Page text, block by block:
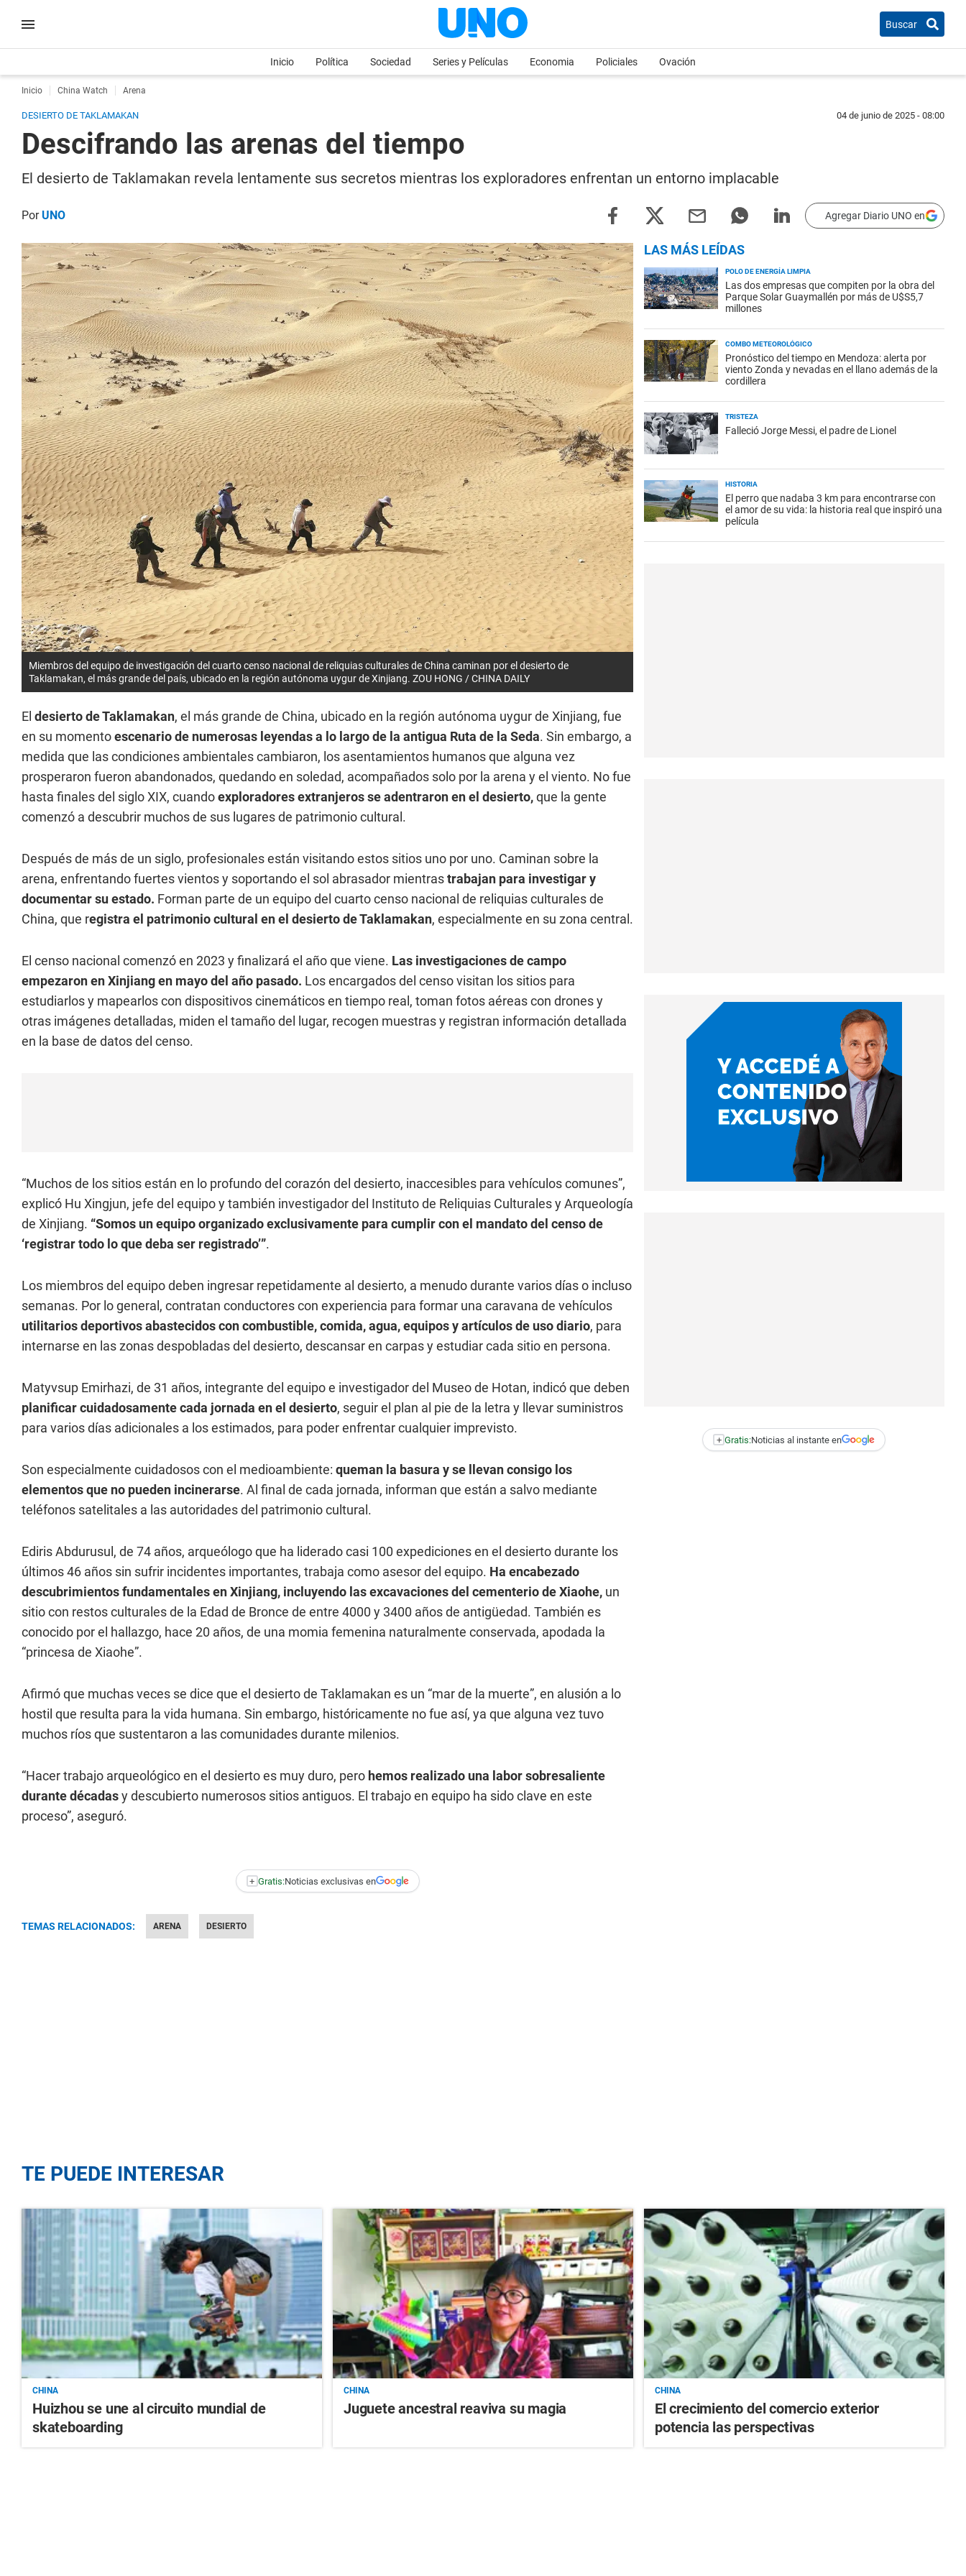
Buscar
Inicio Política Sociedad Series y Películas Economia Policiales Ovación
Inicio China Watch Arena
DESIERTO DE TAKLAMAKAN 04 de junio de 2025 - 08:00
Descifrando las arenas del tiempo
El desierto de Taklamakan revela lentamente sus secretos mientras los exploradores enfrentan un entorno implacable
PorUNO Agregar Diario UNO en
Miembros del equipo de investigación del cuarto censo nacional de reliquias culturales de China caminan por el desierto de
Taklamakan, el más grande del país, ubicado en la región autónoma uygur de Xinjiang. ZOU HONG / CHINA DAILY
El desierto de Taklamakan, el más grande de China, ubicado en la región autónoma uygur de Xinjiang, fue
en su momentoescenario de numerosas leyendas a lo largo de la antigua Ruta de la Seda. Sin embargo, a
medida que las condiciones ambientales cambiaron, los asentamientos humanos que alguna vez
prosperaron fueron abandonados, quedando en soledad, acompañados solo por la arena y el viento. No fue
hasta finales del siglo XIX, cuandoexploradores extranjeros se adentraron en el desierto,que la gente
comenzó a descubrir muchos de sus lugares de patrimonio cultural.
Después de más de un siglo, profesionales están visitando estos sitios uno por uno. Caminan sobre la
arena, enfrentando fuertes vientos y soportando el sol abrasador mientrastrabajan para investigar y
documentar su estado. Forman parte de un equipo del cuarto censo nacional de reliquias culturales de
China, que registra el patrimonio cultural en el desierto de Taklamakan, especialmente en su zona central.
El censo nacional comenzó en 2023 y finalizará el año que viene. Las investigaciones de campo
empezaron en Xinjiang en mayo del año pasado. Los encargados del censo visitan los sitios para
estudiarlos y mapearlos con dispositivos cinemáticos en tiempo real, toman fotos aéreas con drones y
otras imágenes detalladas, miden el tamaño del lugar, recogen muestras y registran información detallada
en la base de datos del censo.
“Muchos de los sitios están en lo profundo del corazón del desierto, inaccesibles para vehículos comunes”,
explicó Hu Xingjun, jefe del equipo y también investigador del Instituto de Reliquias Culturales y Arqueología
de Xinjiang. “Somos un equipo organizado exclusivamente para cumplir con el mandato del censo de
‘registrar todo lo que deba ser registrado’”.
Los miembros del equipo deben ingresar repetidamente al desierto, a menudo durante varios días o incluso
semanas. Por lo general, contratan conductores con experiencia para formar una caravana de vehículos
utilitarios deportivos abastecidos con combustible, comida, agua, equipos y artículos de uso diario, para
internarse en las zonas despobladas del desierto, descansar en carpas y estudiar cada sitio en persona.
Matyvsup Emirhazi, de 31 años, integrante del equipo e investigador del Museo de Hotan, indicó que deben
planificar cuidadosamente cada jornada en el desierto, seguir el plan al pie de la letra y llevar suministros
para varios días adicionales a los estimados, para poder enfrentar cualquier imprevisto.
Son especialmente cuidadosos con el medioambiente: queman la basura y se llevan consigo los
elementos que no pueden incinerarse. Al final de cada jornada, informan que están a salvo mediante
teléfonos satelitales a las autoridades del patrimonio cultural.
Ediris Abdurusul, de 74 años, arqueólogo que ha liderado casi 100 expediciones en el desierto durante los
últimos 46 años sin sufrir incidentes importantes, trabaja como asesor del equipo. Ha encabezado
descubrimientos fundamentales en Xinjiang, incluyendo las excavaciones del cementerio de Xiaohe, un
sitio con restos culturales de la Edad de Bronce de entre 4000 y 3400 años de antigüedad. También es
conocido por el hallazgo, hace 20 años, de una momia femenina naturalmente conservada, apodada la
“princesa de Xiaohe”.
Afirmó que muchas veces se dice que el desierto de Taklamakan es un “mar de la muerte”, en alusión a lo
hostil que resulta para la vida humana. Sin embargo, históricamente no fue así, ya que alguna vez tuvo
muchos ríos que sustentaron a las comunidades durante milenios.
“Hacer trabajo arqueológico en el desierto es muy duro, pero hemos realizado una labor sobresaliente
durante décadasy descubierto numerosos sitios antiguos. El trabajo en equipo ha sido clave en este
proceso”, aseguró.
+ Gratis:Noticias exclusivas en
TEMAS RELACIONADOS: ARENA DESIERTO
LAS MÁS LEÍDAS
POLO DE ENERGÍA LIMPIA
Las dos empresas que compiten por la obra del
Parque Solar Guaymallén por más de U$S5,7
millones
COMBO METEOROLÓGICO
Pronóstico del tiempo en Mendoza: alerta por
viento Zonda y nevadas en el llano además de la
cordillera
TRISTEZA
Falleció Jorge Messi, el padre de Lionel
HISTORIA
El perro que nadaba 3 km para encontrarse con
el amor de su vida: la historia real que inspiró una
película
+ Gratis:Noticias al instante en
TE PUEDE INTERESAR
CHINA
Huizhou se une al circuito mundial de
skateboarding
CHINA
Juguete ancestral reaviva su magia
CHINA
El crecimiento del comercio exterior
potencia las perspectivas